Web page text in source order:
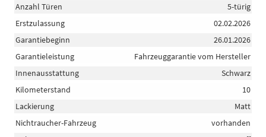
Anzahl Türen
5-türig
Erstzulassung
02.02.2026
Garantiebeginn
26.01.2026
Garantieleistung
Fahrzeuggarantie vom Hersteller
Innenausstattung
Schwarz
Kilometerstand
10
Lackierung
Matt
Nichtraucher-Fahrzeug
vorhanden